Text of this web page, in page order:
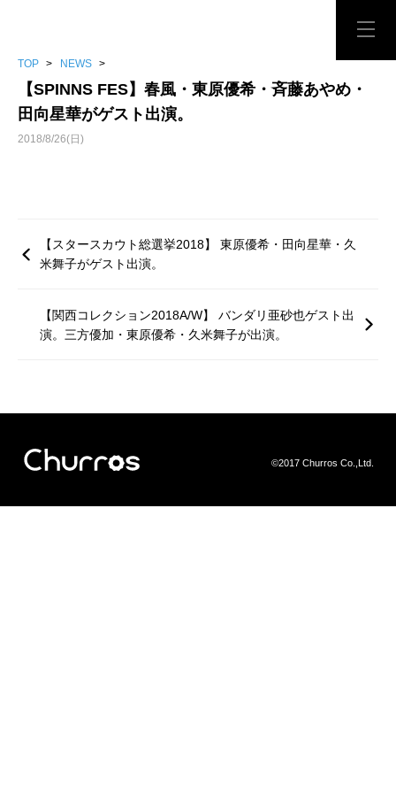
TOP > NEWS >
【SPINNS FES】春風・東原優希・斉藤あやめ・
田向星華がゲスト出演。
2018/8/26(日)
【スタースカウト総選挙2018】 東原優希・田向星華・久
米舞子がゲスト出演。
【関西コレクション2018A/W】 バンダリ亜砂也ゲスト出
演。三方優加・東原優希・久米舞子が出演。
©2017 Churros Co.,Ltd.